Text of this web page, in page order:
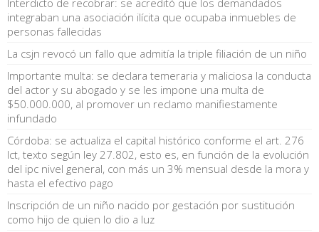
integraban una asociación ilícita que ocupaba inmuebles de
personas fallecidas
La csjn revocó un fallo que admitía la triple filiación de un niño
Importante multa: se declara temeraria y maliciosa la conducta
del actor y su abogado y se les impone una multa de
$50.000.000, al promover un reclamo manifiestamente
infundado
Córdoba: se actualiza el capital histórico conforme el art. 276
lct, texto según ley 27.802, esto es, en función de la evolución
del ipc nivel general, con más un 3% mensual desde la mora y
hasta el efectivo pago
Inscripción de un niño nacido por gestación por sustitución
como hijo de quien lo dio a luz